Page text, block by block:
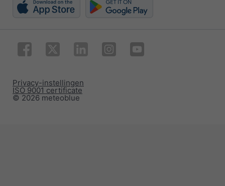
© 2026 meteoblue
ISO 9001 certificate
Privacy-instellingen